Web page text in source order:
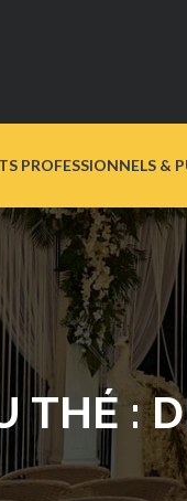
PROFESSIONNELS &
THÉ :